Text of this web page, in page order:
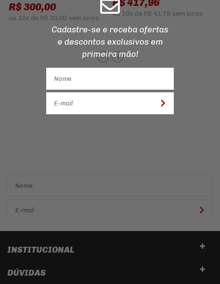
R$ 300,00
ou 10x de R$ 30,00 sem juros
R$ 417,96
ou 10x de R$ 41,79 sem juros
INSTITUCIONAL
DÚVIDAS
Cadastre-se e receba ofertas
e descontos exclusivos em
primeira mão!